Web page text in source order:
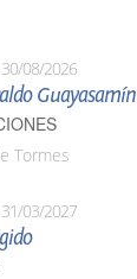
30/08/2026
Guayasamín
Tormes
31/03/2027